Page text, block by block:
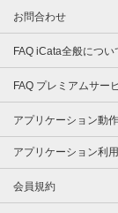
お問合わせ
FAQ iCata全般につい
FAQ プレミアムサー
アプリケーション動
アプリケーション利
会員規約